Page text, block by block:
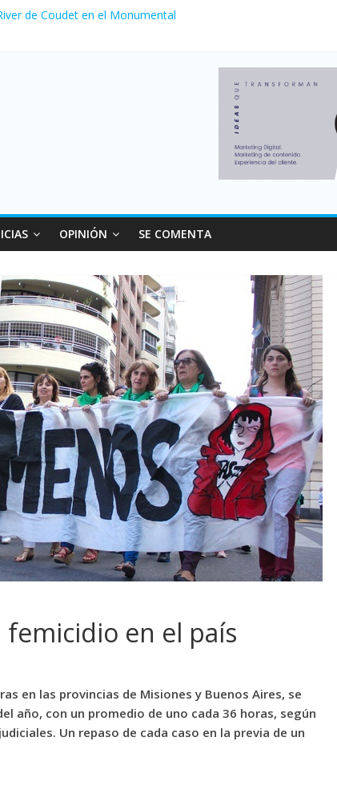
de Coudet en el Monumental
con más movimiento y consumo turístico: 4,6 millones de
de autos usados en julio: bajó un 12,6% interanual
OPINIÓN SE COMENTA
en el país
en las provincias de Misiones y Buenos Aires, se
año, con un promedio de uno cada 36 horas, según
Un repaso de cada caso en la previa de un